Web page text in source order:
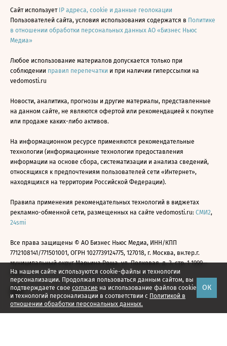
На нашем сайте используются cookie-файлы и технологии
персонализации. Продолжая пользоваться данным сайтом, вы
подтверждаете свое согласие на использование файлов cookie
и технологий персонализации в соответствии с Политикой в
отношении обработки персональных данных.
ОК
Сайт использует IP адреса, cookie и данные геолокации
Пользователей сайта, условия использования содержатся в Политике
в отношении обработки персональных данных АО «Бизнес Ньюс
Медиа»
Любое использование материалов допускается только при
соблюдении правил перепечатки и при наличии гиперссылки на
vedomosti.ru
Новости, аналитика, прогнозы и другие материалы, представленные
на данном сайте, не являются офертой или рекомендацией к покупке
или продаже каких-либо активов.
На информационном ресурсе применяются рекомендательные
технологии (информационные технологии предоставления
информации на основе сбора, систематизации и анализа сведений,
относящихся к предпочтениям пользователей сети «Интернет»,
находящихся на территории Российской Федерации).
Правила применения рекомендательных технологий в виджетах
рекламно-обменной сети, размещенных на сайте vedomosti.ru: СМИ2,
24smi
Все права защищены © АО Бизнес Ньюс Медиа, ИНН/КПП
7712108141/771501001, ОГРН 1027739124775, 127018, г. Москва, вн.тер.г.
муниципальный округ Марьина Роща, ул. Полковая, д. 3, стр. 1 1999—
2026